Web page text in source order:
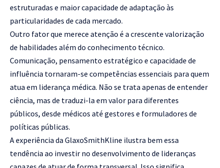
estruturadas e maior capacidade de adaptação às
particularidades de cada mercado.
Outro fator que merece atenção é a crescente valorização
de habilidades além do conhecimento técnico.
Comunicação, pensamento estratégico e capacidade de
influência tornaram-se competências essenciais para quem
atua em liderança médica. Não se trata apenas de entender
ciência, mas de traduzi-la em valor para diferentes
públicos, desde médicos até gestores e formuladores de
políticas públicas.
A experiência da GlaxoSmithKline ilustra bem essa
tendência ao investir no desenvolvimento de lideranças